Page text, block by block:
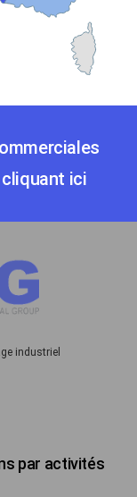
ici
industriel
par activités